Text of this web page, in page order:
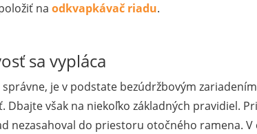
na odkvapkávač riadu.
sa vypláca
je v podstate bezúdržbovým
Dbajte však na niekoľko základných pravidiel.
nezasahoval do priestoru otočného ramena.